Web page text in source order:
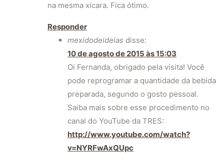
na mesma xícara. Fica ótimo.
Responder
mexidodeideias disse:
10 de agosto de 2015 às 15:03
Oi Fernanda, obrigado pela visita! Você
pode reprogramar a quantidade da bebida
preparada, segundo o gosto pessoal.
Saiba mais sobre esse procedimento no
canal do YouTube da TRES:
http://www.youtube.com/watch?
v=NYRFwAxQUpc